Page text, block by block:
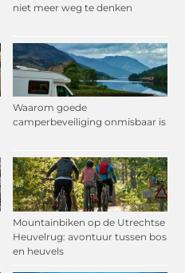
niet meer weg te denken
Waarom goede
camperbeveiliging onmisbaar is
Mountainbiken op de Utrechtse
Heuvelrug: avontuur tussen bos
en heuvels